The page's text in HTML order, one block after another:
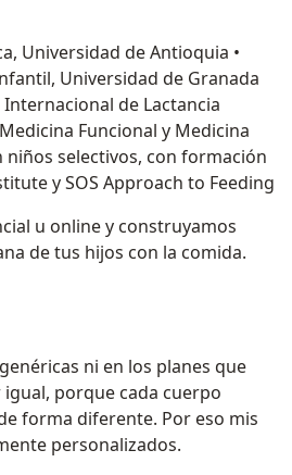
Universidad de Antioquia •
Universidad de Granada
Internacional de Lactancia
Funcional y Medicina
niños selectivos, con formación
y SOS Approach to Feeding
u online y construyamos
de tus hijos con la comida.
ni en los planes que
porque cada cuerpo
forma diferente. Por eso mis
personalizados.